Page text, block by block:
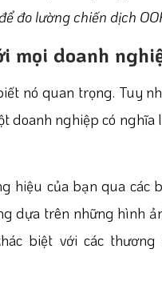
đo lường chiến dịch
mọi doanh
nó quan trọng. Tuy
doanh nghiệp có nghĩa
hiệu của bạn qua các
dựa trên những hình
biệt với các thương